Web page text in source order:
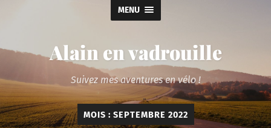
MENU
Alain en vadrouille
Suivez mes aventures en vélo !
MOIS : SEPTEMBRE 2022